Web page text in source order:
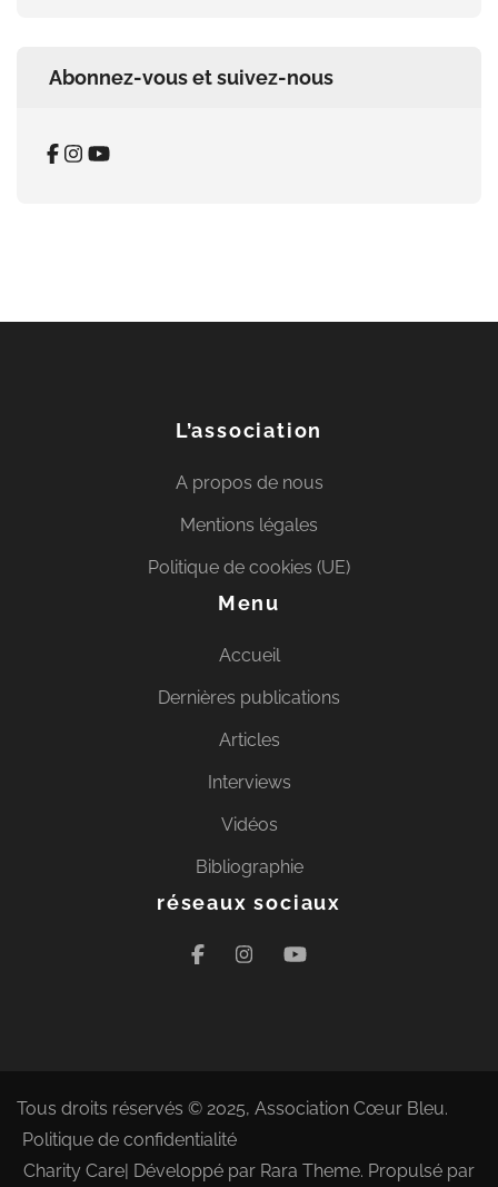
Abonnez-vous et suivez-nous
L’association
A propos de nous
Mentions légales
Politique de cookies (UE)
Menu
Accueil
Dernières publications
Articles
Interviews
Vidéos
Bibliographie
réseaux sociaux
Tous droits réservés © 2025, Association Cœur Bleu.
Politique de confidentialité
Charity Care| Développé par Rara Theme. Propulsé par